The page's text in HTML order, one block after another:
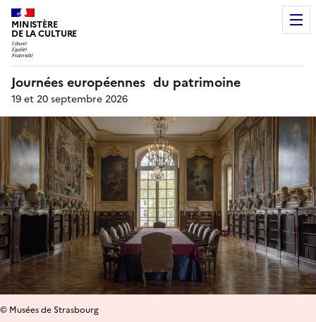
MINISTÈRE
DE LA CULTURE
Journées européennes du patrimoine
19 et 20 septembre 2026
© Musées de Strasbourg